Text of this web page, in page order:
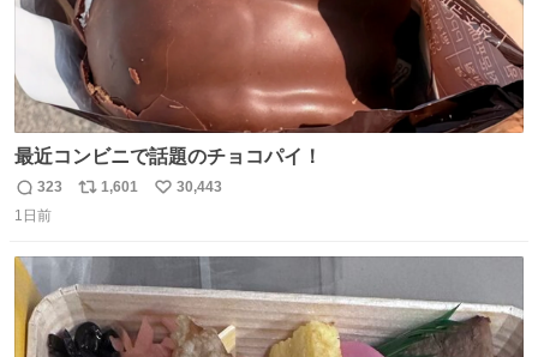
最近コンビニで話題のチョコパイ！
返
信
323
リ
ト
数
1,601
い
30,443
1日前